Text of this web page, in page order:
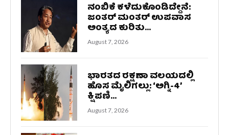
ನಂಬಿಕೆ ಕಳೆದುಕೊಂಡಿದ್ದೇನೆ:
ಜಂತರ್ ಮಂತರ್ ಉಪವಾಸ
ಅಂತ್ಯದ ಕುರಿತು...
August 7, 2026
ಭಾರತದ ರಕ್ಷಣಾ ವಲಯದಲ್ಲಿ
ಹೊಸ ಮೈಲಿಗಲ್ಲು: ‘ಅಗ್ನಿ-4’
ಕ್ಷಿಪಣಿ...
August 7, 2026